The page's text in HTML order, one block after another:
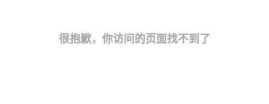
很抱歉，你访问的页面找不到了